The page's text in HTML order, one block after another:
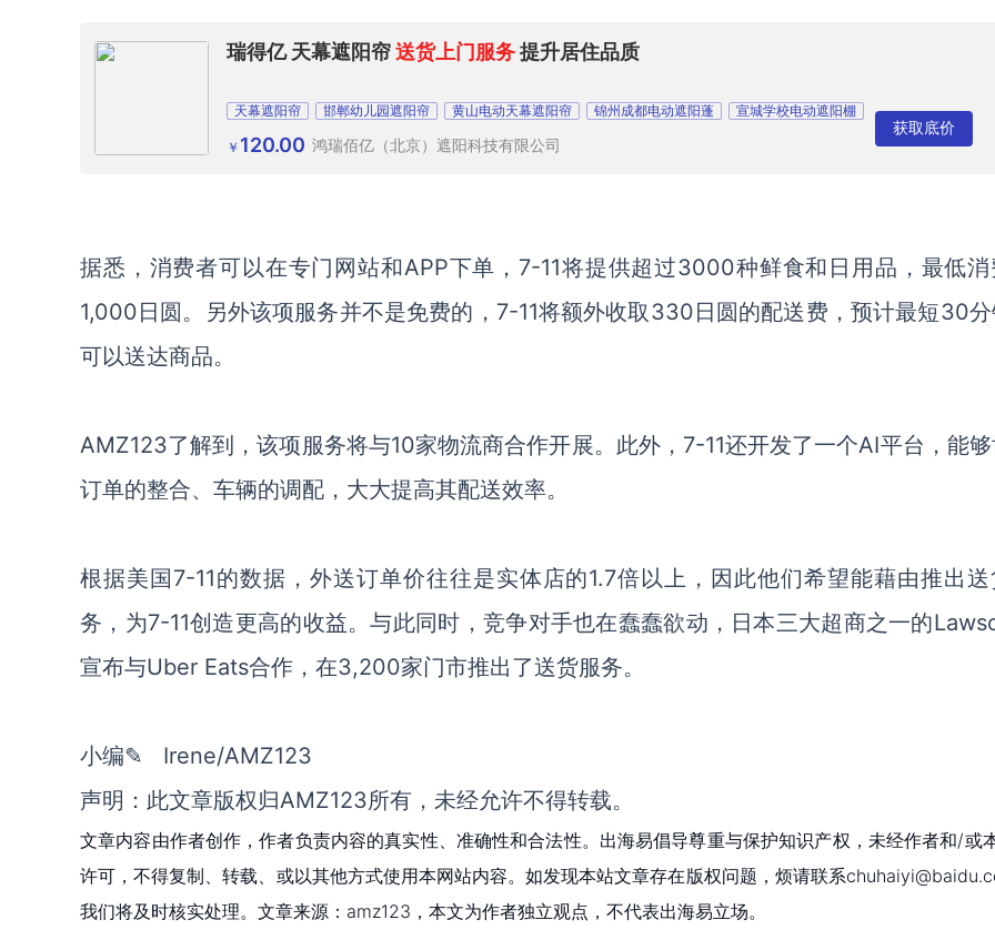
瑞得亿 天幕遮阳帘送货上门服务提升居住品质
天幕遮阳帘 邯郸幼儿园遮阳帘 黄山电动天幕遮阳帘 锦州成都电动遮阳蓬 宣城学校电动遮阳棚
￥ 120.00 鸿瑞佰亿（北京）遮阳科技有限公司
获取底价
据悉，消费者可以在专门网站和APP下单，7-11将提供超过3000种鲜食和日用品，最低消
1,000日圆。另外该项服务并不是免费的，7-11将额外收取330日圆的配送费，预计最短30分
可以送达商品。
AMZ123了解到，该项服务将与10家物流商合作开展。此外，7-11还开发了一个AI平台，能
订单的整合、车辆的调配，大大提高其配送效率。
根据美国7-11的数据，外送订单价往往是实体店的1.7倍以上，因此他们希望能藉由推出送
务，为7-11创造更高的收益。与此同时，竞争对手也在蠢蠢欲动，日本三大超商之一的
宣布与Uber Eats合作，在3,200家门市推出了送货服务。
小编✎ Irene/AMZ123
声明：此文章版权归AMZ123所有，未经允许不得转载。
文章内容由作者创作，作者负责内容的真实性、准确性和合法性。出海易倡导尊重与保护知识产权，未经作者和/或
许可，不得复制、转载、或以其他方式使用本网站内容。如发现本站文章存在版权问题，烦请联系
我们将及时核实处理。文章来源：amz123，本文为作者独立观点，不代表出海易立场。